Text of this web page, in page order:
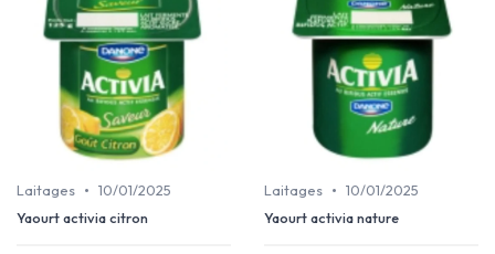
Laitages • 10/01/2025
Yaourt activia citron
Laitages • 10/01/2025
Yaourt activia nature